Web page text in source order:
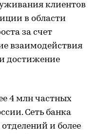
клиентов
в области
за счет
взаимодействия
достижение
4 млн частных
Сеть банка
и более